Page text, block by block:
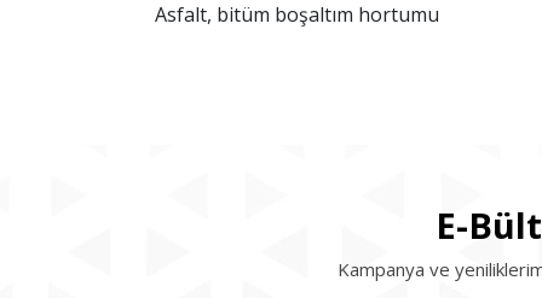
Asfalt, bitüm boşaltım hortumu
E-
Kampanya ve